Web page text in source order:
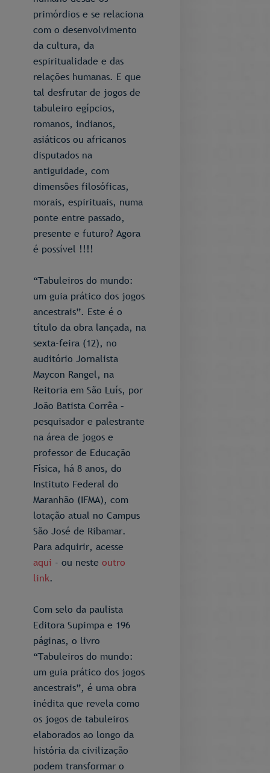
primórdios e se relaciona
com o desenvolvimento
da cultura, da
espiritualidade e das
relações humanas. E que
tal desfrutar de jogos de
tabuleiro egípcios,
romanos, indianos,
asiáticos ou africanos
disputados na
antiguidade, com
dimensões filosóficas,
morais, espirituais, numa
ponte entre passado,
presente e futuro? Agora
é possível !!!!
“Tabuleiros do mundo:
um guia prático dos jogos
ancestrais”. Este é o
título da obra lançada, na
sexta-feira (12), no
auditório Jornalista
Maycon Rangel, na
Reitoria em São Luís, por
João Batista Corrêa –
pesquisador e palestrante
na área de jogos e
professor de Educação
Física, há 8 anos, do
Instituto Federal do
Maranhão (IFMA), com
lotação atual no Campus
São José de Ribamar.
Para adquirir, acesse
aqui - ou neste outro
link.
Com selo da paulista
Editora Supimpa e 196
páginas, o livro
“Tabuleiros do mundo:
um guia prático dos jogos
ancestrais”, é uma obra
inédita que revela como
os jogos de tabuleiros
elaborados ao longo da
história da civilização
podem transformar o